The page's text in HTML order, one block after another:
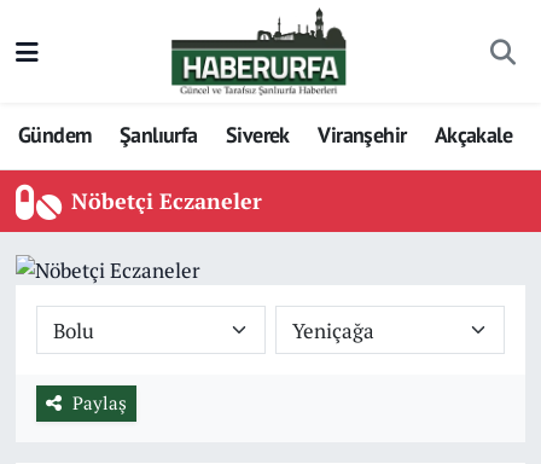
Gündem Şanlıurfa Siverek Viranşehir Akçakale
Nöbetçi Eczaneler
Paylaş